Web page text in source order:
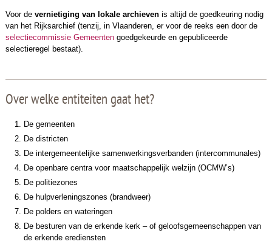
Voor de vernietiging van lokale archievenis altijd de goedkeuring nodig
van het Rijksarchief (tenzij, in Vlaanderen, er voor de reeks een door de
selectiecommissie Gemeentengoedgekeurde en gepubliceerde
selectieregel bestaat).
Over welke entiteiten gaat het?
De gemeenten
De districten
De intergemeentelijke samenwerkingsverbanden (intercommunales)
De openbare centra voor maatschappelijk welzijn (OCMW’s)
De politiezones
De hulpverleningszones (brandweer)
De polders en wateringen
De besturen van de erkende kerk – of geloofsgemeenschappen van
de erkende erediensten